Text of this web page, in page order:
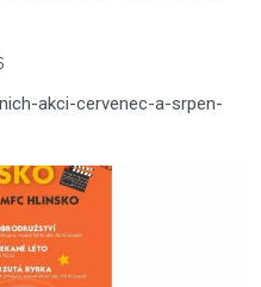
akci-cervenec-a-srpen-